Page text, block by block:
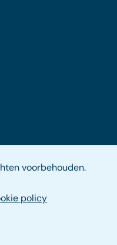
voorbehouden.
policy